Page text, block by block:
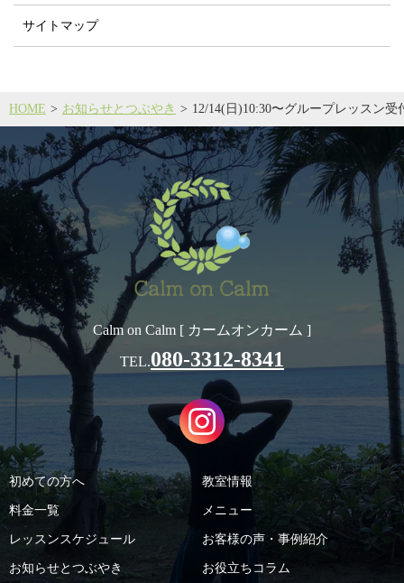
HOME お知らせとつぶやき 12/14(日)10:30〜グループレッスン受
サイトマップ
Calm on Calm [ カームオンカーム ]
TEL.080-3312-8341
初めての方へ 教室情報
料金一覧 メニュー
レッスンスケジュール お客様の声・事例紹介
お知らせとつぶやき お役立ちコラム